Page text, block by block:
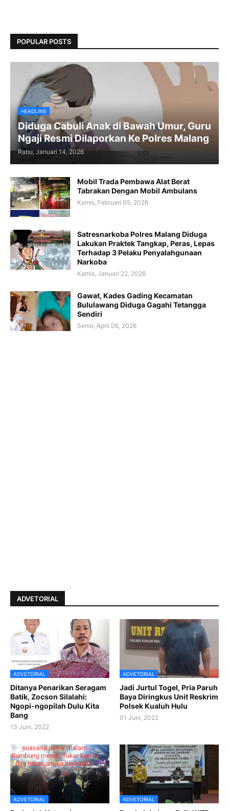
POPULAR POSTS
HEADLINE
Diduga Cabuli Anak di Bawah Umur, Guru
Ngaji Resmi Dilaporkan Ke Polres Malang
Rabu, Januari 14, 2026
Mobil Trada Pembawa Alat Berat
Tabrakan Dengan Mobil Ambulans
Kamis, Februari 05, 2026
Satresnarkoba Polres Malang Diduga
Lakukan Praktek Tangkap, Peras, Lepas
Terhadap 3 Pelaku Penyalahgunaan
Narkoba
Kamis, Januari 22, 2026
Gawat, Kades Gading Kecamatan
Bululawang Diduga Gagahi Tetangga
Sendiri
Senin, April 06, 2026
ADVETORIAL
ADVETORIAL
Ditanya Penarikan Seragam
Batik, Zocson Silalahi:
Ngopi-ngopilah Dulu Kita
Bang
13 Juni, 2022
ADVETORIAL
Jadi Jurtul Togel, Pria Paruh
Baya Diringkus Unit Reskrim
Polsek Kualuh Hulu
01 Juni, 2022
ADVETORIAL ADVETORIAL